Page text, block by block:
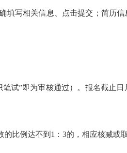
写相关信息、点击提交；简历
笔试”即为审核通过）。报名截止
的比例达不到 1：3的，相应核减或